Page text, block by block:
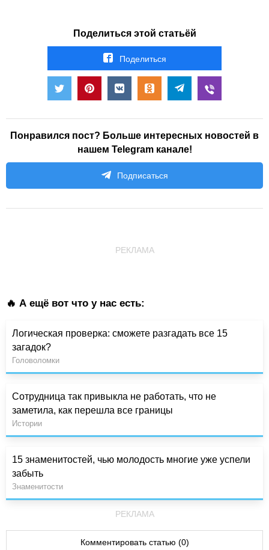
Поделиться этой статьёй
Поделиться
Понравился пост? Больше интересных новостей в
нашем Telegram канале!
Подписаться
РЕКЛАМА
🔥 А ещё вот что у нас есть:
Логическая проверка: сможете разгадать все 15
загадок?
Головоломки
Сотрудница так привыкла не работать, что не
заметила, как перешла все границы
Истории
15 знаменитостей, чью молодость многие уже успели
забыть
Знаменитости
РЕКЛАМА
Комментировать статью (0)